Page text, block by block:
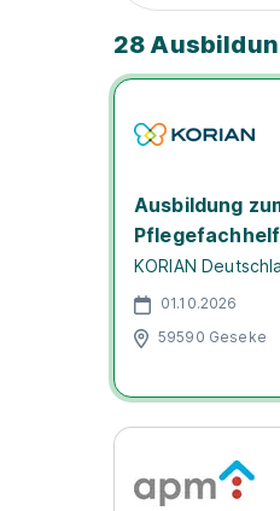
28
Ausbildung
KORIAN
01.10.2026
59590 Geseke